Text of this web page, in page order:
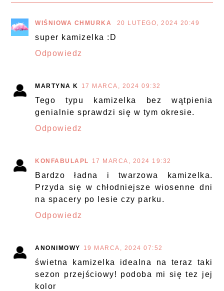
WIŚNIOWA CHMURKA 20 LUTEGO, 2024 20:49
super kamizelka :D
Odpowiedz
MARTYNA K 17 MARCA, 2024 09:32
Tego typu kamizelka bez wątpienia
genialnie sprawdzi się w tym okresie.
Odpowiedz
KONFABULAPL 17 MARCA, 2024 19:32
Bardzo ładna i twarzowa kamizelka.
Przyda się w chłodniejsze wiosenne dni
na spacery po lesie czy parku.
Odpowiedz
ANONIMOWY 19 MARCA, 2024 07:52
świetna kamizelka idealna na teraz taki
sezon przejściowy! podoba mi się tez jej
kolor